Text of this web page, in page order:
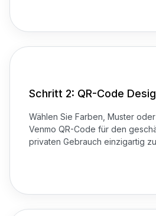
Schritt 2: QR-Code
Wählen Sie Farben, Muster
Venmo QR-Code für den
privaten Gebrauch einzigartig